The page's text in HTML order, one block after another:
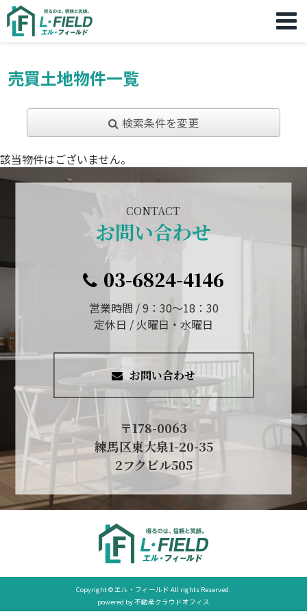
売買土地物件一覧
検索条件を変更
該当物件はございません。
CONTACT
お問い合わせ
03-6824-4146
営業時間 / 9：30～18：30
定休日 / 火曜日・水曜日
お問い合わせ
〒178-0063
練馬区東大泉1-20-35
2フクビル505
Copyright © エル・フィールド All rights Reserved.
powered by 不動産クラウドオフィス